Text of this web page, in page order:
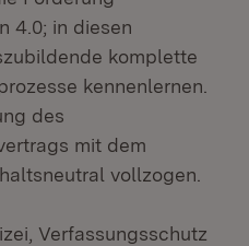
4.0; in diesen
komplette
kennenlernen.
des
mit dem
vollzogen.
Verfassungsschutz